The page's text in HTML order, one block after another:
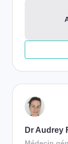
Dr Audrey